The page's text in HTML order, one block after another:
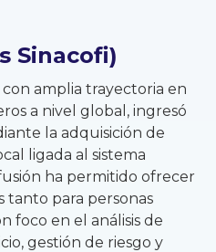
Sinacofi)
amplia trayectoria en
a nivel global, ingresó
la adquisición de
ligada al sistema
ha permitido ofrecer
tanto para personas
foco en el análisis de
gestión de riesgo y